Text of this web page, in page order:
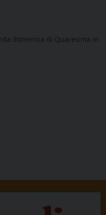
domenica di Quaresima in